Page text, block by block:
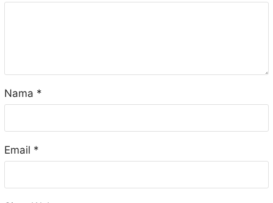
Nama *
Email *